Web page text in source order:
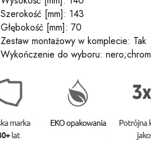
Szerokość [mm]: 143
Głębokość [mm]: 70
Zestaw montażowy w komplecie: Tak
Wykończenie do wyboru: nero;chrom